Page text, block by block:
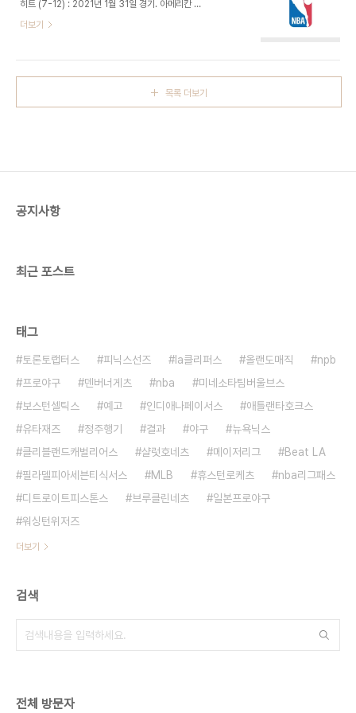
연속 7득점하며 동점 만들지만 바로 앤드류 위긴스
가 3점 적중. 마이클 멀더와 후안 토스카노 앤더슨이
료. - 제이슨 테이텀이 계속해서 득점하고 제프 티그
히트 (7-12) : 2021년 1월 31일 경기. 아메리칸 에
어라인스 아레나 - 지미 버틀러가 10경기 만에 복귀
3점. 버틀러는 아직 적응이 덜 됐는지 슛이 짧다. 킹
더보기
목록 더보기
공지사항
최근 포스트
태그
토론토랩터스 피닉스선즈 la클리퍼스 올랜도매직
npb
프로야구
덴버너게츠 nba
미네소타팀버울브스
보스턴셀틱스
예고 인디애나페이서스
애틀랜타호크스
유타재즈
정주행기 결과 야구
뉴욕닉스
클리블랜드캐벌리어스
샬럿호네츠 메이저리그
Beat LA
필라델피아세븐티식서스
MLB 휴스턴로케츠
nba리그패스
디트로이트피스톤스
브루클린네츠
일본프로야구
워싱턴위저즈
더보기
검색
전체 방문자